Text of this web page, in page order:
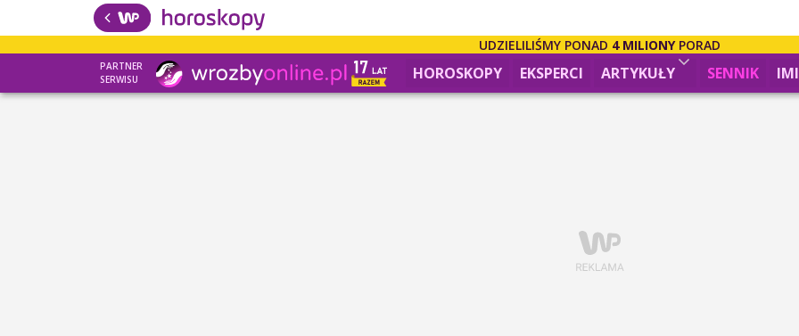
UDZIELILIŚMY PONAD 4 MILIONYPORAD
PARTNER
SERWISU
HOROSKOPY EKSPERCI ARTYKUŁY SENNIK